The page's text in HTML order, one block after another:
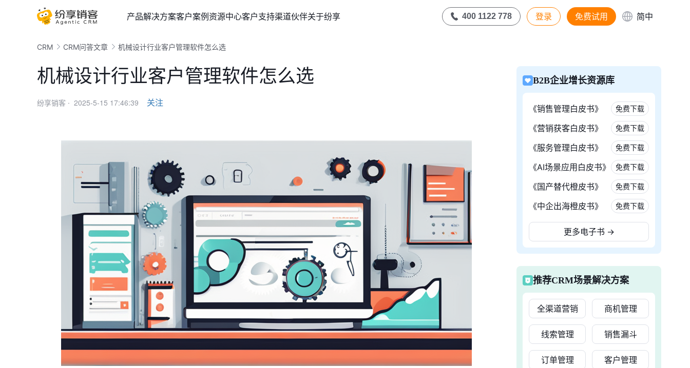
产品解决方案客户案例资源中心客户支持渠道伙伴关于纷享 400 1122 778 登录 免费试用 简中
CRM CRM问答文章 机械设计行业客户管理软件怎么选
机械设计行业客户管理软件怎么选
纷享销客 · 2025-5-15 17:46:39 关注
B2B企业增长资源库
《销售管理白皮书》 免费下载
《营销获客白皮书》 免费下载
《服务管理白皮书》 免费下载
《AI场景应用白皮书》 免费下载
《国产替代橙皮书》 免费下载
《中企出海橙皮书》 免费下载
更多电子书 →
推荐CRM场景解决方案
全渠道营销 商机管理
线索管理 销售漏斗
订单管理 客户管理